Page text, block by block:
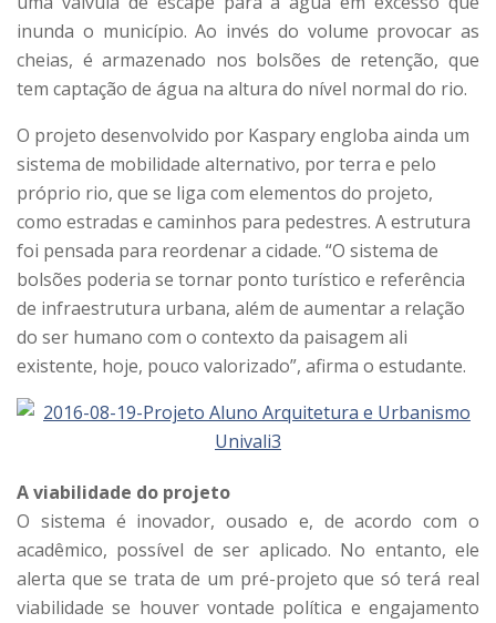
inunda o município. Ao invés do volume provocar as
cheias, é armazenado nos bolsões de retenção, que
tem captação de água na altura do nível normal do rio.
O projeto desenvolvido por Kaspary engloba ainda um
sistema de mobilidade alternativo, por terra e pelo
próprio rio, que se liga com elementos do projeto,
como estradas e caminhos para pedestres. A estrutura
foi pensada para reordenar a cidade. “O sistema de
bolsões poderia se tornar ponto turístico e referência
de infraestrutura urbana, além de aumentar a relação
do ser humano com o contexto da paisagem ali
existente, hoje, pouco valorizado”, afirma o estudante.
A viabilidade do projeto
O sistema é inovador, ousado e, de acordo com o
acadêmico, possível de ser aplicado. No entanto, ele
alerta que se trata de um pré-projeto que só terá real
viabilidade se houver vontade política e engajamento